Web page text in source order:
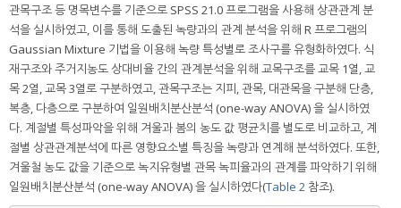
관목구조 등 명목변수를 기준으로 SPSS 21.0 프로그램을 사용해 상관관계 분
석을 실시하였고, 이를 통해 도출된 녹량과의 관계 분석을 위해 R 프로그램의
Gaussian Mixture 기법을 이용해 녹량 특성별로 조사구를 유형화하였다. 식
재구조와 주거지농도 상대비율 간의 관계분석을 위해 교목구조를 교목 1열, 교
목 2열, 교목 3열로 구분하였고, 관목구조는 지피, 관목, 대관목을 구분해 단층,
복층, 다층으로 구분하여 일원배치분산분석 (one-way ANOVA) 을 실시하였
다. 계절별 특성파악을 위해 겨울과 봄의 농도 값 평균치를 별도로 비교하고, 계
절별 상관관계분석에 따른 영향요소별 특징을 녹량과 연계해 분석하였다. 또한,
겨울철 농도 값을 기준으로 녹지유형별 관목 녹피율과의 관계를 파악하기 위해
일원배치분산분석 (one-way ANOVA) 을 실시하였다(Table 2 참조).